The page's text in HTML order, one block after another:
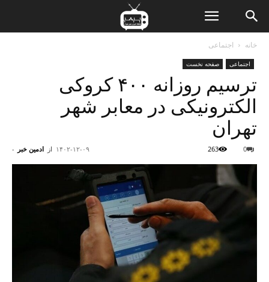
خانه اجتماعی
اجتماعی صفحه نخست
ترسیم روزانه ۴۰۰ کروکی
الکترونیکی در معابر شهر
تهران
از ادمین خبر - ۱۴۰۲-۱۲-۰۹ 0
263